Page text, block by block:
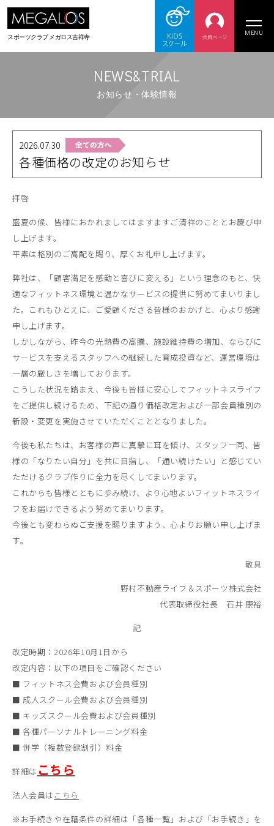
スポーツクラブメガロス吉祥寺
MENU
NEWS&TRIAL
お知らせ・体験情報
2026.07.30
各種価格の改定のお知らせ
拝啓
盛夏の候、皆様におかれましてはますますご清祥のこととお慶び申
し上げます。
平素は格別のご高配を賜り、厚くお礼申し上げます。
弊社は、「顧客満足を感動と喜びに変える」という理念のもと、快
適なフィットネス環境と温かなサービスの提供に努めてまいりまし
た。これもひとえに、ご愛顧くださる皆様のおかげと、心より感謝
申し上げます。
しかしながら、昨今の光熱費の高騰、施設維持費の増加、ならびに
サービスを支えるスタッフへの継続した育成投資など、運営環境は
一層の厳しさを増しております。
こうした状況を踏まえ、今後も皆様に安心してフィットネスライフ
をご提供し続けるため、下記の通り価格改定および一部会員種別の
新設・変更を実施させていただくこととなりました。
今後も私たちは、お客様の声に真摯に耳を傾け、スタッフ一同、皆
様の「なりたい自分」を共に目指し、「通い続けたい」と感じてい
ただけるクラブ作りに全力を尽くしてまいります。
これからも皆様とともに歩み続け、より心地よいフィットネスライ
フをお届けできるよう努めてまいります。
今後とも変わらぬご支援を賜りますよう、心よりお願い申し上げま
す。
敬具
野村不動産ライフ＆スポーツ株式会社
代表取締役社長 石井 康裕
記
改定時期：2026年10月1日から
改定内容：以下の項目をご確認ください
■ フィットネス会費および会員種別
■ 成人スクール会費および会員種別
■ キッズスクール会費および会員種別
■ 各種パーソナルトレーニング料金
■ 併学（複数登録割引）料金
詳細は こちら
法人会員は こちら
※お手続きや在籍条件の詳細は「各種一覧」および「お手続き」を